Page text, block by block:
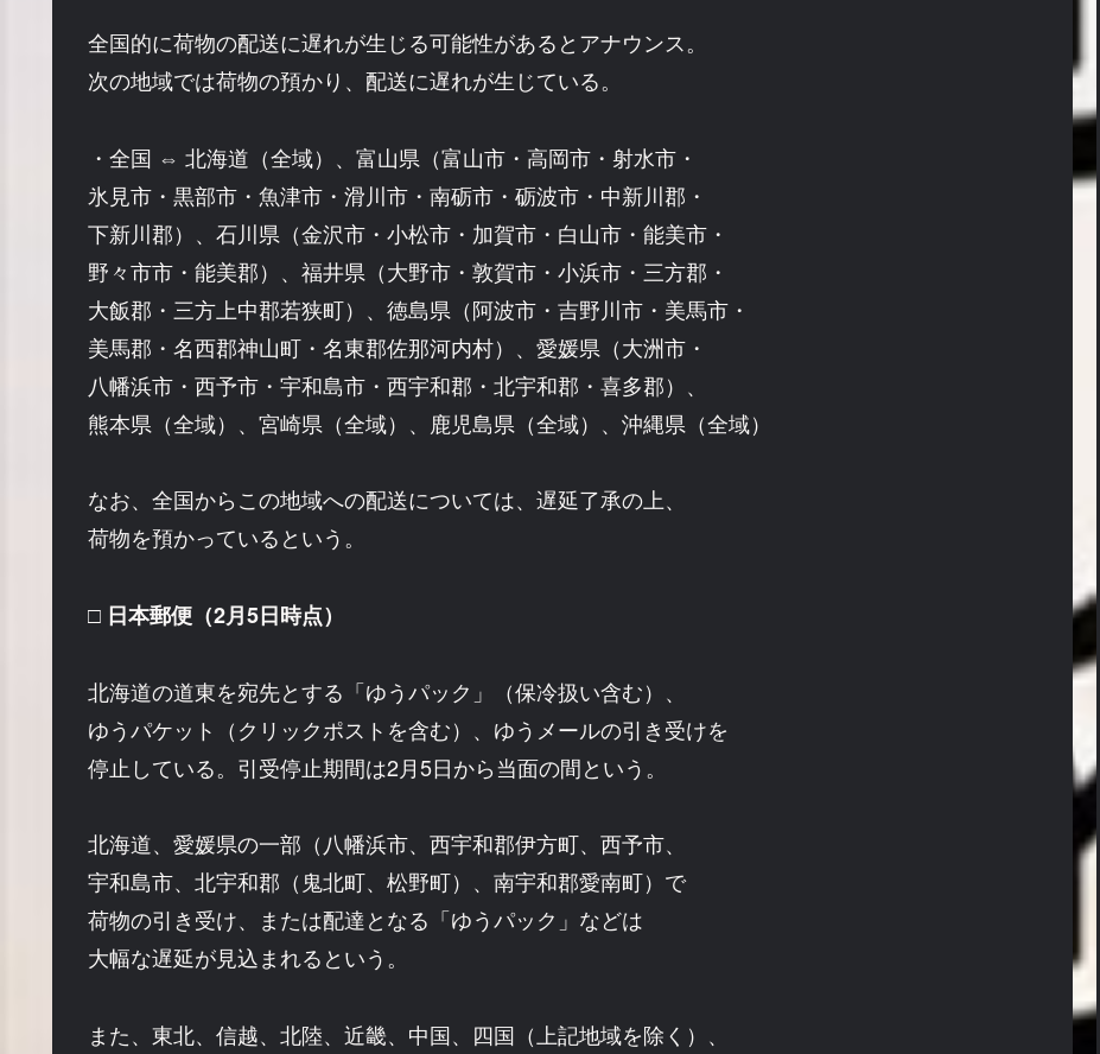
全国的に荷物の配送に遅れが生じる可能性があるとアナウンス。
次の地域では荷物の預かり、配送に遅れが生じている。
・全国 ⇔ 北海道（全域）、富山県（富山市・高岡市・射水市・
氷見市・黒部市・魚津市・滑川市・南砺市・砺波市・中新川郡・
下新川郡）、石川県（金沢市・小松市・加賀市・白山市・能美市・
野々市市・能美郡）、福井県（大野市・敦賀市・小浜市・三方郡・
大飯郡・三方上中郡若狭町）、徳島県（阿波市・吉野川市・美馬市・
美馬郡・名西郡神山町・名東郡佐那河内村）、愛媛県（大洲市・
八幡浜市・西予市・宇和島市・西宇和郡・北宇和郡・喜多郡）、
熊本県（全域）、宮崎県（全域）、鹿児島県（全域）、沖縄県（全域）
なお、全国からこの地域への配送については、遅延了承の上、
荷物を預かっているという。
□ 日本郵便（2月5日時点）
北海道の道東を宛先とする「ゆうパック」（保冷扱い含む）、
ゆうパケット（クリックポストを含む）、ゆうメールの引き受けを
停止している。引受停止期間は2月5日から当面の間という。
北海道、愛媛県の一部（八幡浜市、西宇和郡伊方町、西予市、
宇和島市、北宇和郡（鬼北町、松野町）、南宇和郡愛南町）で
荷物の引き受け、または配達となる「ゆうパック」などは
大幅な遅延が見込まれるという。
また、東北、信越、北陸、近畿、中国、四国（上記地域を除く）、